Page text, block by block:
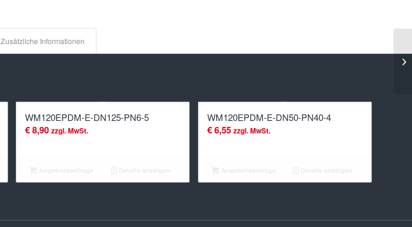
Zusätzliche Informationen
WM120EPDM-E-DN125-PN6-5
€8,90 zzgl. MwSt.
WM120EPDM-E-DN50-PN40-4
€6,55 zzgl. MwSt.